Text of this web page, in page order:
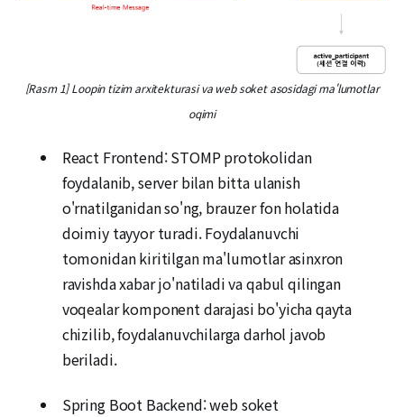
[Rasm 1] Loopin tizim arxitekturasi va web soket asosidagi ma'lumotlar
oqimi
React Frontend: STOMP protokolidan
foydalanib, server bilan bitta ulanish
o'rnatilganidan so'ng, brauzer fon holatida
doimiy tayyor turadi. Foydalanuvchi
tomonidan kiritilgan ma'lumotlar asinxron
ravishda xabar jo'natiladi va qabul qilingan
voqealar komponent darajasi bo'yicha qayta
chizilib, foydalanuvchilarga darhol javob
beriladi.
Spring Boot Backend: web soket